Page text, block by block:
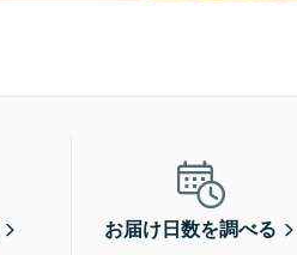
お届け日数を調べる